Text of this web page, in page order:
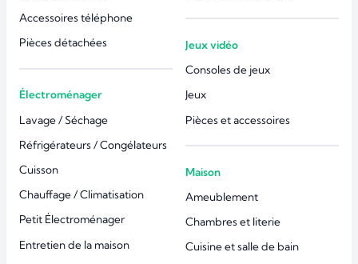
Accessoires téléphone
Pièces détachées
Électroménager
Lavage / Séchage
Réfrigérateurs / Congélateurs
Cuisson
Chauffage / Climatisation
Petit Électroménager
Entretien de la maison
Jeux vidéo
Consoles de jeux
Jeux
Pièces et accessoires
Maison
Ameublement
Chambres et literie
Cuisine et salle de bain